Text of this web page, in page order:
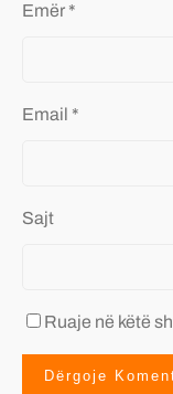
Emër *
Email *
Sajt
Ruaje në këtë